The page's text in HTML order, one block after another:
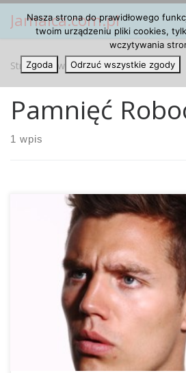
Przejdź do treści
Jamaica.com.pl
Strona główna » Pamnięć Robocza
Pamnięć
1 wpis
Dlaczego jedni nastolatkowie są
uzależnienie od narkotyków i się
jednej strony może to mieć związek i
ciężkimi albo nawet traumatycznymi
dzieciństwie. Z drugiej strony, jak
badania młodzi ludzie są zagrożeni
jeśli mają oni […]
Nasza strona do prawidłowego
twoim urządzeniu pliki cookies,
wczytywania
Zgoda
Odrzuć wszystkie zgody